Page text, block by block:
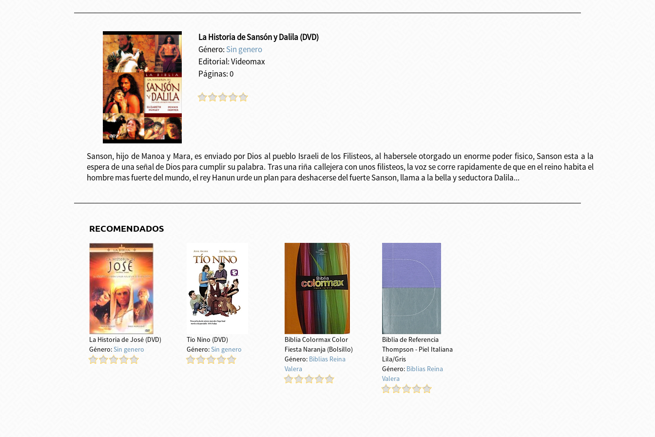
La Historia de Sansón y Dalila (DVD)
Género: Sin genero
Editorial: Videomax
Páginas: 0
Sanson, hijo de Manoa y Mara, es enviado por Dios al pueblo Israeli de los Filisteos, al habersele otorgado un enorme poder fisico, Sanson esta a la
espera de una señal de Dios para cumplir su palabra. Tras una riña callejera con unos filisteos, la voz se corre rapidamente de que en el reino habita el
hombre mas fuerte del mundo, el rey Hanun urde un plan para deshacerse del fuerte Sanson, llama a la bella y seductora Dalila...
RECOMENDADOS
La Historia de José (DVD)
Género:Sin genero
Tío Nino (DVD)
Género:Sin genero
Biblia Colormax Color
Fiesta Naranja (Bolsillo)
Género: Biblias Reina
Valera
Biblia de Referencia
Thompson - Piel Italiana
Lila/Gris
Género: Biblias Reina
Valera